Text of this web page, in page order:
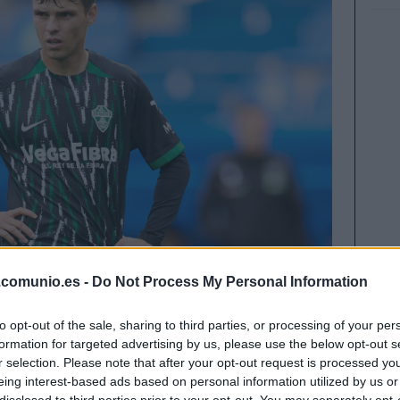
- Do Not Process My Personal Information
opt-out of the sale, sharing to third parties, or processing of your
for targeted advertising by us, please use the below opt-out
selection. Please note that after your opt-out request is processed
interest-based ads based on personal information utilized by us
37 de LaLiga 25/26 al estar sancionados,
. ¿Quiénes les reemplazarán en sus